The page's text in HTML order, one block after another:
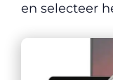
en selecteer